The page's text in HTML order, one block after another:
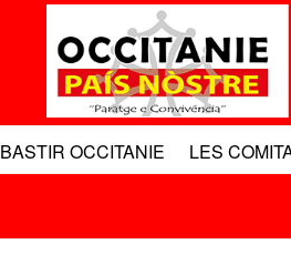
BASTIR OCCITANIE LES